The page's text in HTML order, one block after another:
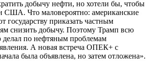
добычу нефти, но хотели бы, чтобы
США. Что маловероятно: американские
государству приказать частным
снизить добычу. Поэтому Трамп всю
по нефтяным проблемам
А новая встреча ОПЕК+ с
была объявлена, но затем отложена».